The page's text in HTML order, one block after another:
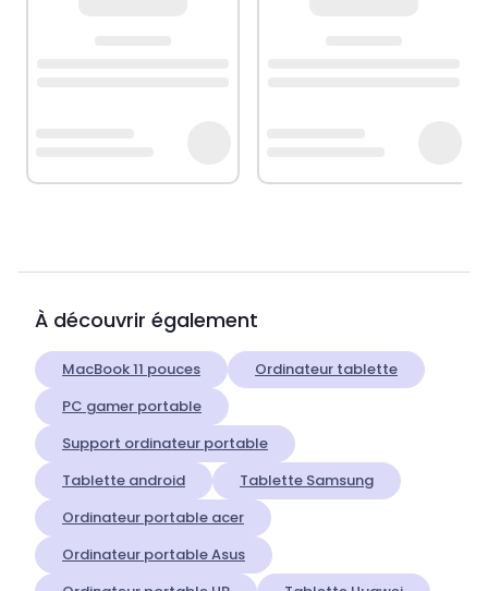
À découvrir également
MacBook 11 pouces
Ordinateur tablette
PC gamer portable
Support ordinateur portable
Tablette android
Tablette Samsung
Ordinateur portable acer
Ordinateur portable Asus